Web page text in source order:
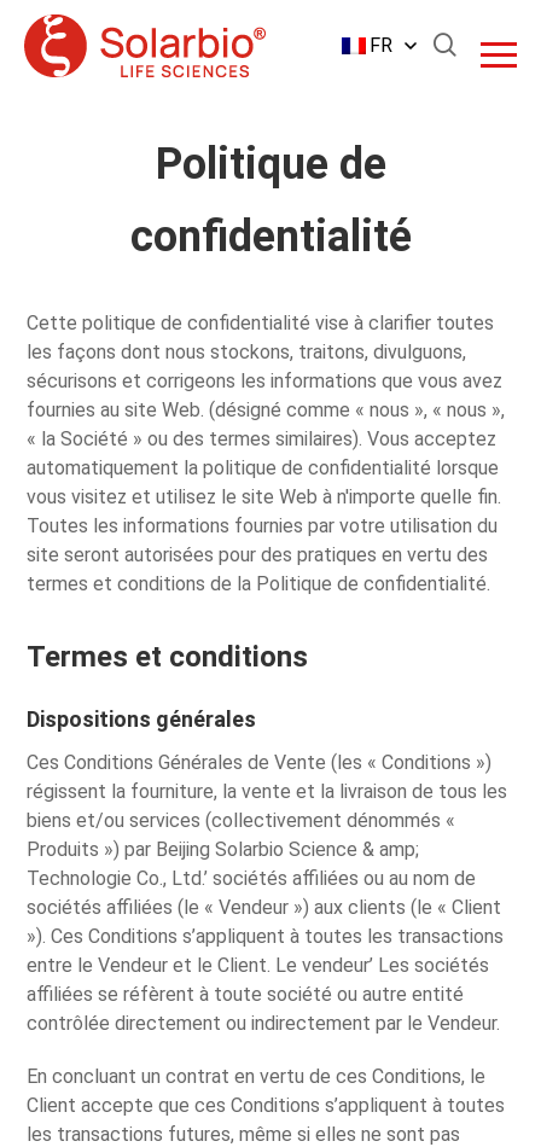
FR
Politique de
confidentialité
Cette politique de confidentialité vise à clarifier toutes
les façons dont nous stockons, traitons, divulguons,
sécurisons et corrigeons les informations que vous avez
fournies au site Web. (désigné comme « nous », « nous »,
« la Société » ou des termes similaires). Vous acceptez
automatiquement la politique de confidentialité lorsque
vous visitez et utilisez le site Web à n'importe quelle fin.
Toutes les informations fournies par votre utilisation du
site seront autorisées pour des pratiques en vertu des
termes et conditions de la Politique de confidentialité.
Termes et conditions
Dispositions générales
Ces Conditions Générales de Vente (les « Conditions »)
régissent la fourniture, la vente et la livraison de tous les
biens et/ou services (collectivement dénommés «
Produits ») par Beijing Solarbio Science & amp;
Technologie Co., Ltd.’ sociétés affiliées ou au nom de
sociétés affiliées (le « Vendeur ») aux clients (le « Client
»). Ces Conditions s’appliquent à toutes les transactions
entre le Vendeur et le Client. Le vendeur’ Les sociétés
affiliées se réfèrent à toute société ou autre entité
contrôlée directement ou indirectement par le Vendeur.
En concluant un contrat en vertu de ces Conditions, le
Client accepte que ces Conditions s’appliquent à toutes
les transactions futures, même si elles ne sont pas